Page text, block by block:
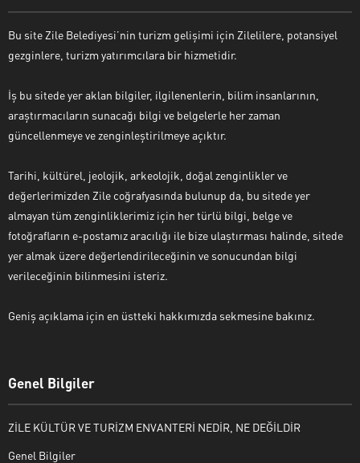
Bu site Zile Belediyesi’nin turizm gelişimi için Zilelilere, potansiyel
gezginlere, turizm yatırımcılara bir hizmetidir.
İş bu sitede yer aklan bilgiler, ilgilenenlerin, bilim insanlarının,
araştırmacıların sunacağı bilgi ve belgelerle her zaman
güncellenmeye ve zenginleştirilmeye açıktır.
Tarihi, kültürel, jeolojik, arkeolojik, doğal zenginlikler ve
değerlerimizden Zile coğrafyasında bulunup da, bu sitede yer
almayan tüm zenginliklerimiz için her türlü bilgi, belge ve
fotoğrafların e-postamız aracılığı ile bize ulaştırması halinde, sitede
yer almak üzere değerlendirileceğinin ve sonucundan bilgi
verileceğinin bilinmesini isteriz.
Geniş açıklama için en üstteki hakkımızda sekmesine bakınız.
Genel Bilgiler
ZİLE KÜLTÜR VE TURİZM ENVANTERİ NEDİR, NE DEĞİLDİR
Genel Bilgiler